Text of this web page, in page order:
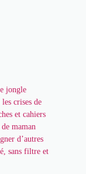
jongle
crises de
et cahiers
maman
d’autres
sans filtre et